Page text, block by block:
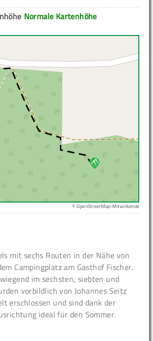
Normale Kartenhöhe
© OpenStreetMap-Mitwirkende
mit sechs Routen in der Nähe von
Campingplatz am Gasthof Fischer.
im sechsten, siebten und
vorbildlich von Johannes Seitz
erschlossen und sind dank der
ideal für den Sommer.